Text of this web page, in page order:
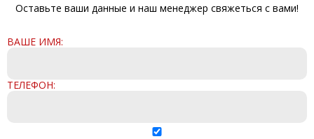
Оставьте ваши данные и наш менеджер свяжеться с вами!
ВАШЕ ИМЯ:
ТЕЛЕФОН: